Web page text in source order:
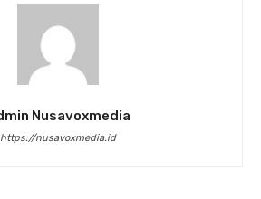
Nusavoxmedia
https://nusavoxmedia.id